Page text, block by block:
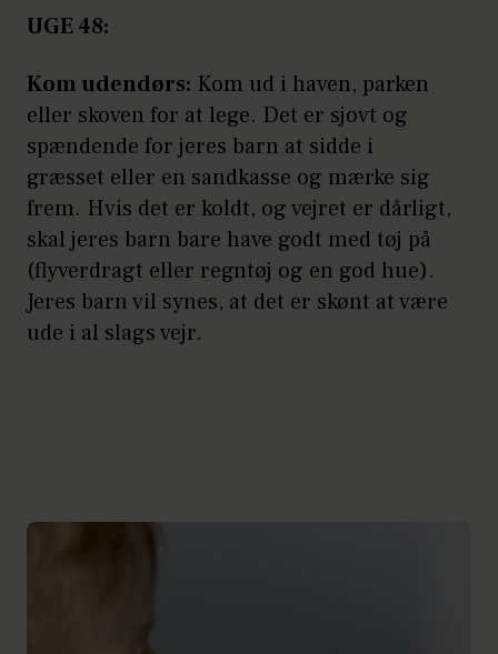
UGE 48:
Kom udendørs: Kom ud i haven, parken
eller skoven for at lege. Det er sjovt og
spændende for jeres barn at sidde i
græsset eller en sandkasse og mærke sig
frem. Hvis det er koldt, og vejret er dårligt,
skal jeres barn bare have godt med tøj på
(flyverdragt eller regntøj og en god hue).
Jeres barn vil synes, at det er skønt at være
ude i al slags vejr.